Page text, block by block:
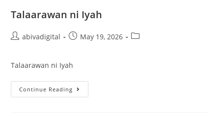
Talaarawan ni Iyah
abivadigital May 19, 2026
Talaarawan ni Iyah
Continue Reading